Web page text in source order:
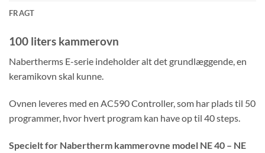
FRAGT
100 liters kammerovn
Nabertherms E-serie indeholder alt det grundlæggende, en
keramikovn skal kunne.
Ovnen leveres med en AC590 Controller, som har plads til 50
programmer, hvor hvert program kan have op til 40 steps.
Specielt for Nabertherm kammerovne model NE 40 – NE